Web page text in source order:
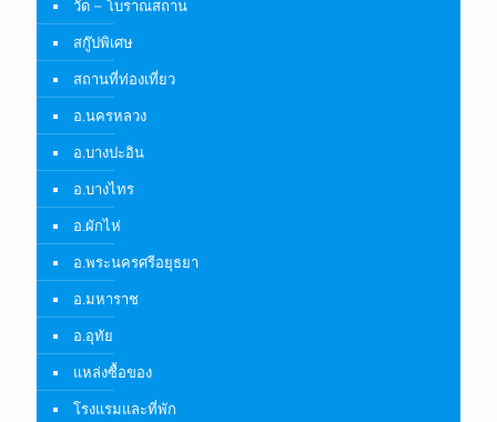
October 2025
August 2023
May 2023
April 2023
March 2023
February 2023
January 2023
December 2022
August 2022
July 2022